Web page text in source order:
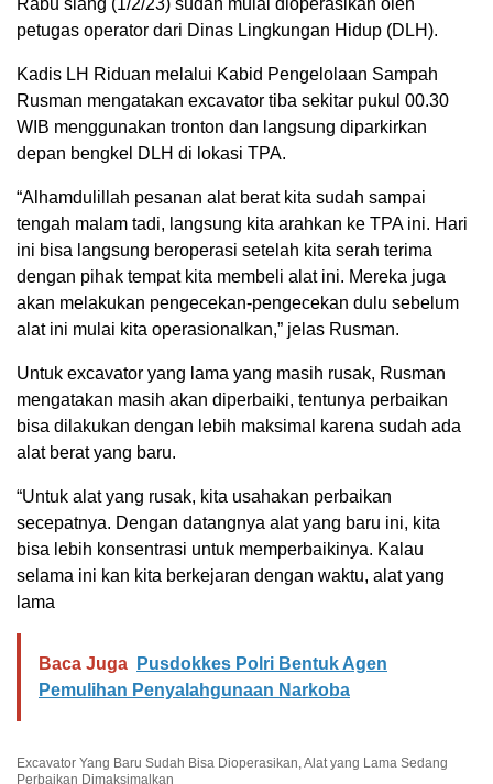
Rabu siang (1/2/23) sudah mulai dioperasikan oleh
petugas operator dari Dinas Lingkungan Hidup (DLH).
Kadis LH Riduan melalui Kabid Pengelolaan Sampah
Rusman mengatakan excavator tiba sekitar pukul 00.30
WIB menggunakan tronton dan langsung diparkirkan
depan bengkel DLH di lokasi TPA.
“Alhamdulillah pesanan alat berat kita sudah sampai
tengah malam tadi, langsung kita arahkan ke TPA ini. Hari
ini bisa langsung beroperasi setelah kita serah terima
dengan pihak tempat kita membeli alat ini. Mereka juga
akan melakukan pengecekan-pengecekan dulu sebelum
alat ini mulai kita operasionalkan,” jelas Rusman.
Untuk excavator yang lama yang masih rusak, Rusman
mengatakan masih akan diperbaiki, tentunya perbaikan
bisa dilakukan dengan lebih maksimal karena sudah ada
alat berat yang baru.
“Untuk alat yang rusak, kita usahakan perbaikan
secepatnya. Dengan datangnya alat yang baru ini, kita
bisa lebih konsentrasi untuk memperbaikinya. Kalau
selama ini kan kita berkejaran dengan waktu, alat yang
lama
Baca Juga
Pusdokkes Polri Bentuk Agen
Pemulihan Penyalahgunaan Narkoba
Excavator Yang Baru Sudah Bisa Dioperasikan, Alat yang Lama Sedang
Perbaikan Dimaksimalkan